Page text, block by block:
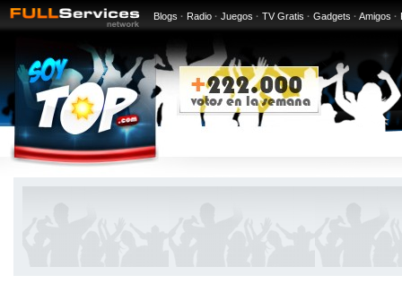
Blogs · Radio · Juegos · TV Gratis · Gadgets · Amigos ·